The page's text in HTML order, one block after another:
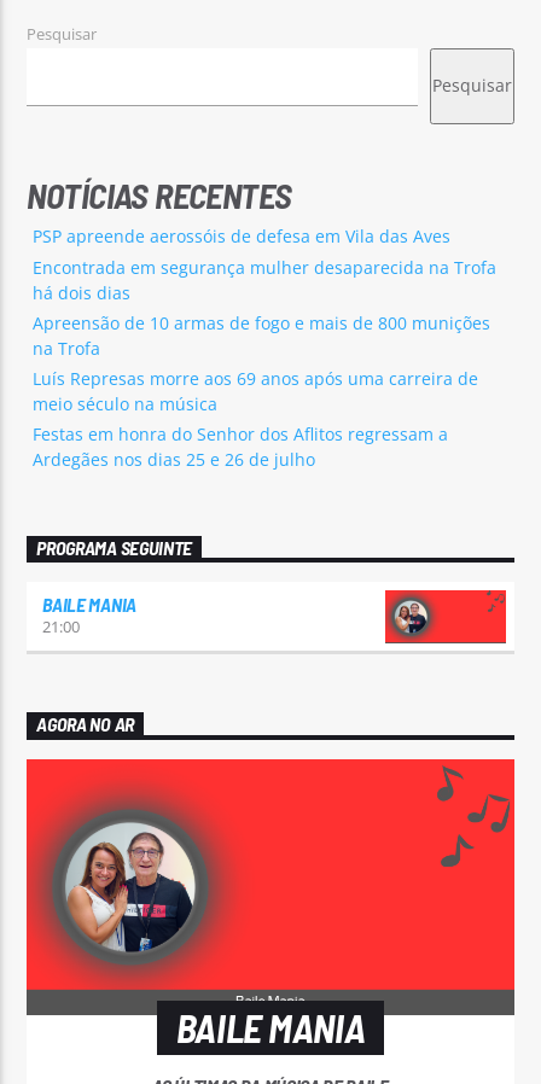
Pesquisar
Pesquisar
NOTÍCIAS RECENTES
PSP apreende aerossóis de defesa em Vila das Aves
Encontrada em segurança mulher desaparecida na Trofa
há dois dias
Apreensão de 10 armas de fogo e mais de 800 munições
na Trofa
Luís Represas morre aos 69 anos após uma carreira de
meio século na música
Festas em honra do Senhor dos Aflitos regressam a
Ardegães nos dias 25 e 26 de julho
PROGRAMA SEGUINTE
BAILE MANIA
21:00
AGORA NO AR
BAILE MANIA